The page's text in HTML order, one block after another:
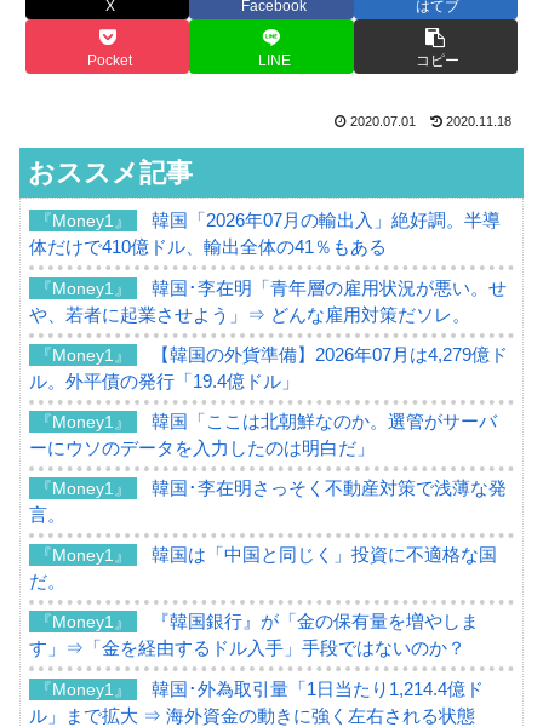
X Facebook はてブ
Pocket LINE コピー
2020.07.01 2020.11.18
おススメ記事
『Money1』
韓国「2026年07月の輸出入」絶好調。半導
体だけで410億ドル、輸出全体の41％もある
『Money1』
韓国･李在明「青年層の雇用状況が悪い。せ
や、若者に起業させよう」⇒ どんな雇用対策だソレ。
『Money1』
【韓国の外貨準備】2026年07月は4,279億ド
ル。外平債の発行「19.4億ドル」
『Money1』
韓国「ここは北朝鮮なのか。選管がサーバ
ーにウソのデータを入力したのは明白だ」
『Money1』
韓国･李在明さっそく不動産対策で浅薄な発
言。
『Money1』
韓国は「中国と同じく」投資に不適格な国
だ。
『Money1』
『韓国銀行』が「金の保有量を増やしま
す」⇒「金を経由するドル入手」手段ではないのか？
『Money1』
韓国･外為取引量「1日当たり1,214.4億ド
ル」まで拡大 ⇒ 海外資金の動きに強く左右される状態